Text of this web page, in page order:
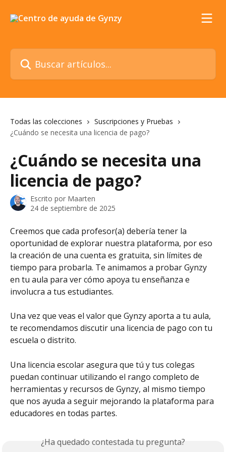
Buscar artículos...
Todas las colecciones
Suscripciones y Pruebas
¿Cuándo se necesita una licencia de pago?
¿Cuándo se necesita una
licencia de pago?
Escrito por Maarten
24 de septiembre de 2025
Creemos que cada profesor(a) debería tener la
oportunidad de explorar nuestra plataforma, por eso
la creación de una cuenta es gratuita, sin límites de
tiempo para probarla. Te animamos a probar Gynzy
en tu aula para ver cómo apoya tu enseñanza e
involucra a tus estudiantes.
Una vez que veas el valor que Gynzy aporta a tu aula,
te recomendamos discutir una licencia de pago con tu
escuela o distrito.
Una licencia escolar asegura que tú y tus colegas
puedan continuar utilizando el rango completo de
herramientas y recursos de Gynzy, al mismo tiempo
que nos ayuda a seguir mejorando la plataforma para
educadores en todas partes.
¿Ha quedado contestada tu pregunta?